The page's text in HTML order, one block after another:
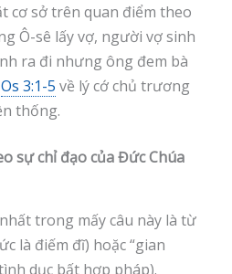
cơ sở trên quan điểm theo
Ô-sê lấy vợ, người vợ sinh
ra đi nhưng ông đem bà
Os 3:1-5 về lý cớ chủ trương
thống.
sự chỉ đạo của Đức Chúa
trong mấy câu này là từ
là điếm đĩ) hoặc “gian
dục bất hợp pháp).